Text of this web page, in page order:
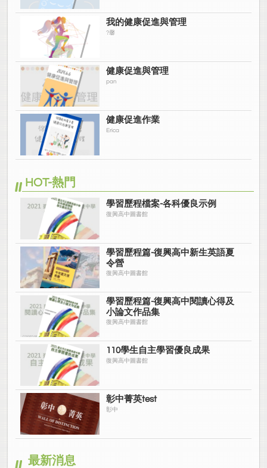
我的健康促進與管理
?馨
健康促進與管理
pan
健康促進作業
Erica
HOT-熱門
學習歷程檔案-各科優良示例
復興高中圖書館
學習歷程篇-復興高中新生英語夏
令營
復興高中圖書館
學習歷程篇-復興高中閱讀心得及
小論文作品集
復興高中圖書館
110學生自主學習優良成果
復興高中圖書館
彰中菁英test
彰中
最新消息